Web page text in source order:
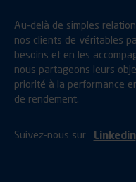
Au-delà de simples
nos clients de véritables
besoins et en les
nous partageons leurs
priorité à la performance
de rendement.
Suivez-nous sur Linkedin